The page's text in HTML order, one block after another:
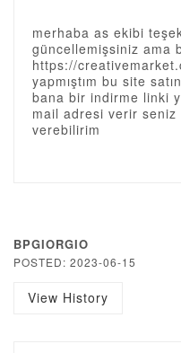
merhaba as ekibi
güncellemişsiniz ama
https://
yapmıştım bu site
bana bir indirme linki
mail adresi verir seniz
verebilirim
BPGIORGIO
POSTED: 2023-06-15
View History